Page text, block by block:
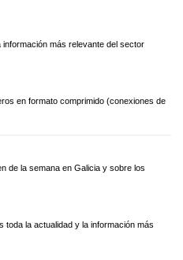
más relevante del sector
en formato comprimido (conexiones de
de la semana en Galicia y sobre los
toda la actualidad y la información más